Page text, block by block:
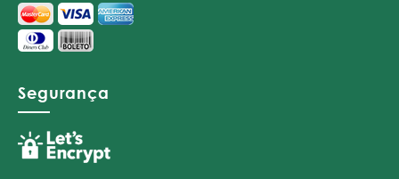
Segurança